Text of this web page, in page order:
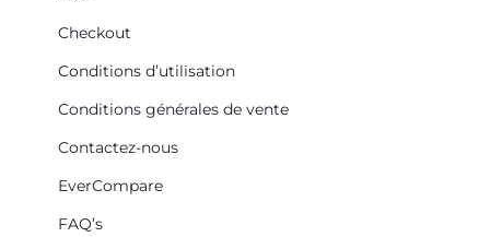
Checkout
Conditions d’utilisation
Conditions générales de vente
Contactez-nous
EverCompare
FAQ’s